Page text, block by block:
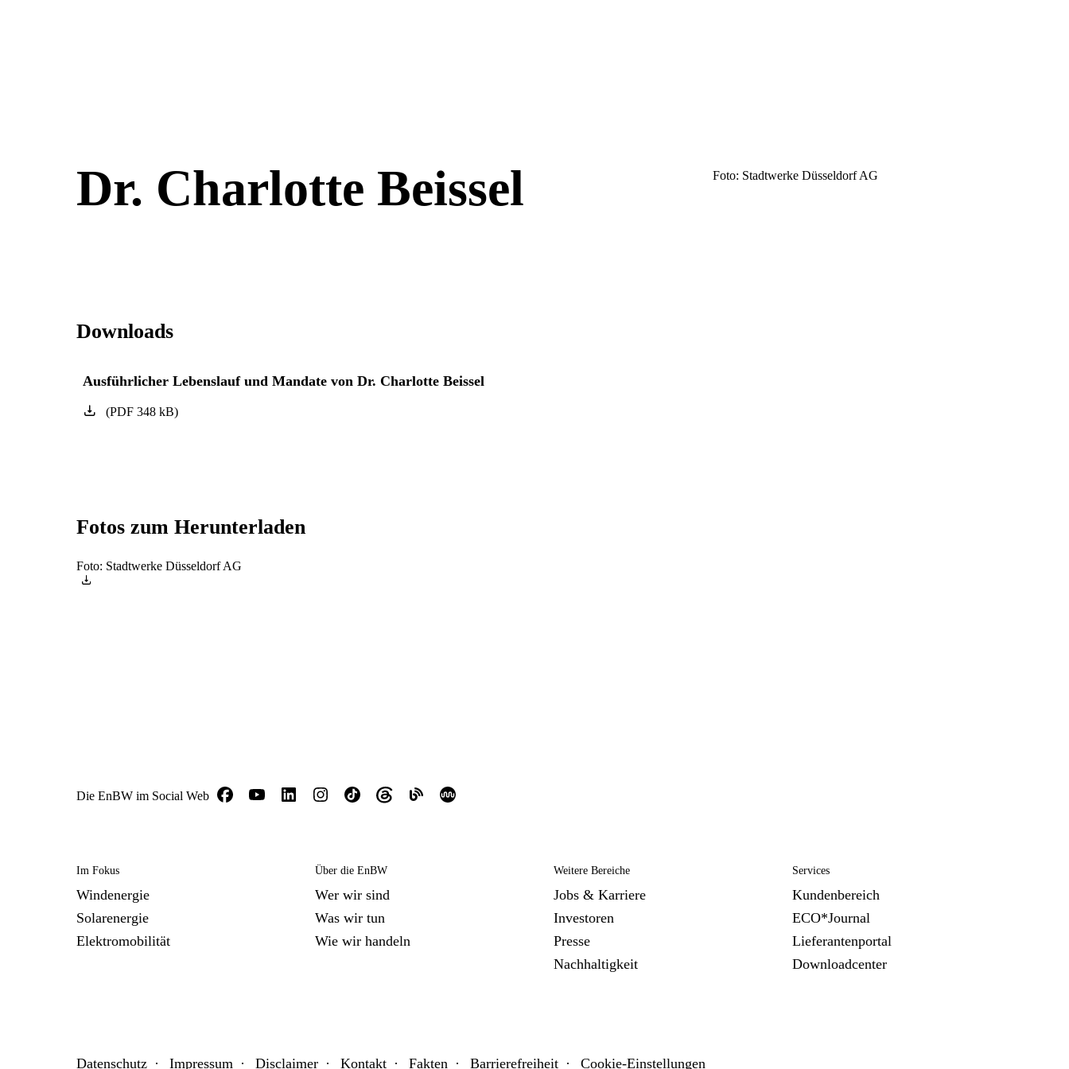
Dr. Charlotte Beissel Foto: Stadtwerke Düsseldorf AG
Downloads
Ausführlicher Lebenslauf und Mandate von Dr. Charlotte Beissel
(PDF348 kB)
Fotos zum Herunterladen
Foto: Stadtwerke Düsseldorf AG
Die EnBW im Social Web
Im Fokus
Windenergie
Solarenergie
Elektromobilität
Über die EnBW
Wer wir sind
Was wir tun
Wie wir handeln
Weitere Bereiche
Jobs & Karriere
Investoren
Presse
Nachhaltigkeit
Services
Kundenbereich
ECO*Journal
Lieferantenportal
Downloadcenter
Datenschutz Impressum Disclaimer Kontakt Fakten Barrierefreiheit Cookie-Einstellungen